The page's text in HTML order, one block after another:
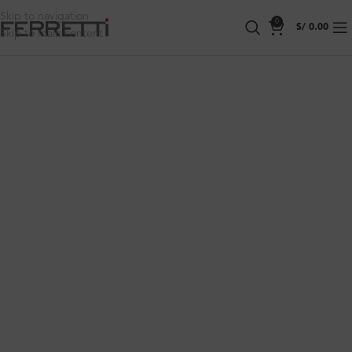
Skip to navigation
Skip to main content
0
S/ 0.00